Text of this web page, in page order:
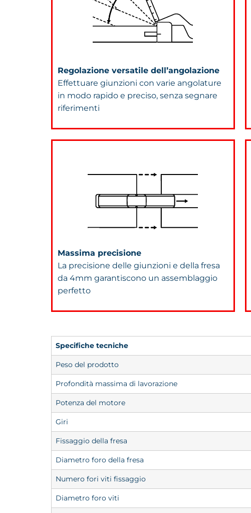
Regolazione versatile dell’angolazione
Effettuare giunzioni con varie angolature
in modo rapido e preciso, senza segnare
riferimenti
Massima precisione
La precisione delle giunzioni e della fresa
da 4mm garantiscono un assemblaggio
perfetto
Specifiche tecniche
Peso del prodotto
Profondità massima di lavorazione
Potenza del motore
Giri
Fissaggio della fresa
Diametro foro della fresa
Numero fori viti fissaggio
Diametro foro viti